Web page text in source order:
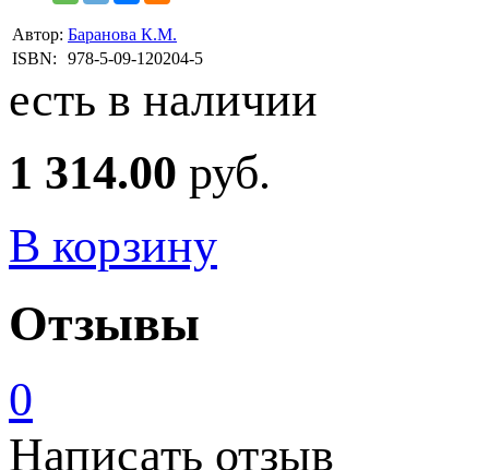
Автор: Баранова К.М.
ISBN:
978-5-09-120204-5
есть в наличии
1 314.00 руб.
В корзину
Отзывы
0
Написать отзыв